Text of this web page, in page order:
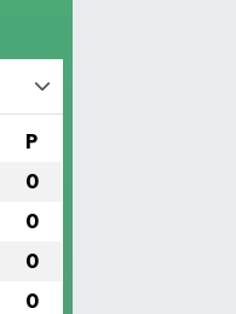
P
0
0
0
0